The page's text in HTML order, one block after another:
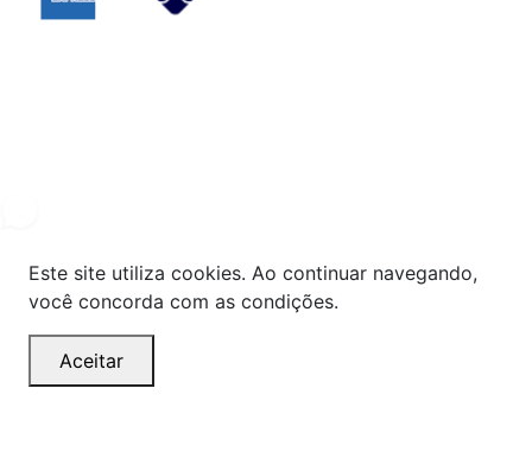
Este site utiliza cookies. Ao continuar navegando,
você concorda com as condições.
Aceitar